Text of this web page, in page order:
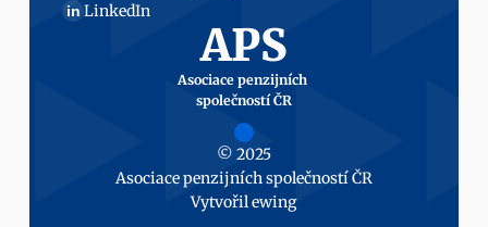
in LinkedIn
APS
Asociace penzijních
společností ČR
© 2025
Asociace penzijních společností ČR
Vytvořil ewing